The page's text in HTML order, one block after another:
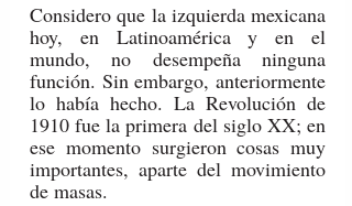
Considero que la izquierda mexicana
hoy, en Latinoamérica y en el
mundo, no desempeña ninguna
función. Sin embargo, anteriormente
lo había hecho. La Revolución de
1910 fue la primera del siglo XX; en
ese momento surgieron cosas muy
importantes, aparte del movimiento
de masas.